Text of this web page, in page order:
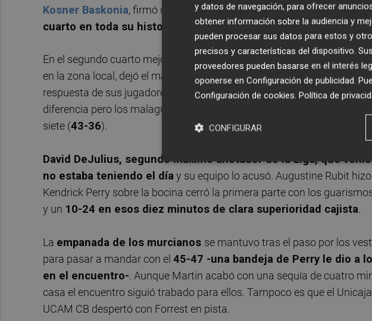
Kosner Baskonia, firmó un 5/35. Esos 35 tantos anotados suponían
cuarto en toda su historia en la ACB -28 campañas-.
En el segundo cuarto mejoró el conjunto andaluz. Un parcial de 4-11 ,
en la zona local, dejó el marcador en39-28 y fue entoncesSito
respuesta de sus jugadores fue buena en primera instancia. Cuatro
diferencia pero los malagueños habían iniciado su intento de
siete (43-36).
David DeJulius, segundo máximo anotador de la Liga, que
no estaba teniendo el día y su equipo lo acusó. Augustine Rubit
Kendrick Perry sobre la bocina cerró la primera parte con los
y un 10-24 en esos diez minutos de clara superioridad cajista.
La empanada de los murcianos se mantuvo tras el paso por los
para pasar a mandar con el 45-47 -una bandeja de Perry le dio a
en el encuentro-. Aunque Martin acabó con una sequía de cuatro
casa el encuentro siguió trabado para ellos. Tampoco es que el
UCAM CB despertó con Forrest en pista.
y datos de navegación, para ofrecer
obtener información sobre la audiencia y
pueden procesar sus datos para estos y
precisos y características del dispositivo.
proveedores pueden basarse en el interés
oponerse en Configuración de publicidad.
Configuración de cookies. Política de
CONFIGURAR